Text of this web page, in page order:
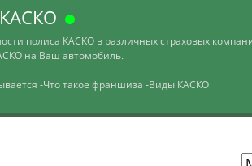
полиса КАСКО в различных страховых
на Ваш автомобиль.
-Что такое франшиза -Виды КАСКО